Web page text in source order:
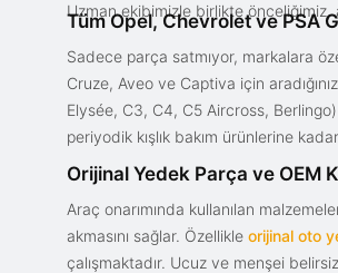
Uzman ekibimizle birlikte önceliğimiz,
Tüm Opel, Chevrolet ve PSA
Sadece parça satmıyor, markalara
Cruze, Aveo ve Captiva için
Elysée, C3, C4, C5 Aircross,
periyodik kışlık bakım ürünlerine
Orijinal Yedek Parça ve OEM
Araç onarımında kullanılan
akmasını sağlar. Özellikle orijinal oto
çalışmaktadır. Ucuz ve menşei